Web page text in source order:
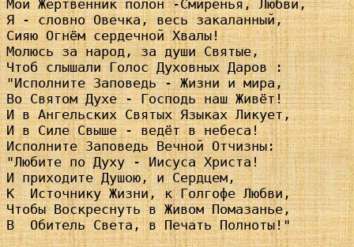
Мой Жертвенник полон -Смиренья, Любви,
Я - словно Овечка, весь закаланный,
Сияю Огнём сердечной Хвалы!
Молюсь за народ, за души Святые,
Чтоб слышали Голос Духовных Даров :
"Исполните Заповедь - Жизни и мира,
Во Святом Духе - Господь наш Живёт!
И в Ангельских Святых Языках Ликует,
И в Силе Свыше - ведёт в небеса!
Исполните Заповедь Вечной Отчизны:
"Любите по Духу - Иисуса Христа!
И приходите Душою, и Сердцем,
К  Источнику Жизни, к Голгофе Любви,
Чтобы Воскреснуть в Живом Помазанье,
В  Обитель Света, в Печать Полноты!"